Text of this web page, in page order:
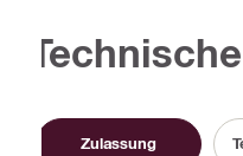
Zulassung